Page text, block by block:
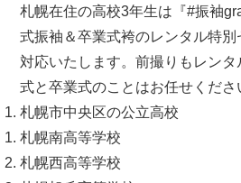
札幌在住の高校3年生は『#振袖
式振袖＆卒業式袴のレンタル特
対応いたします。前撮りもレンタ
式と卒業式のことはお任せくださ
札幌市中央区の公立高校
札幌南高等学校
札幌西高等学校